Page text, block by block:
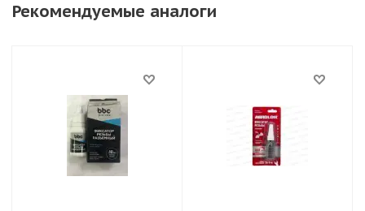
Рекомендуемые аналоги